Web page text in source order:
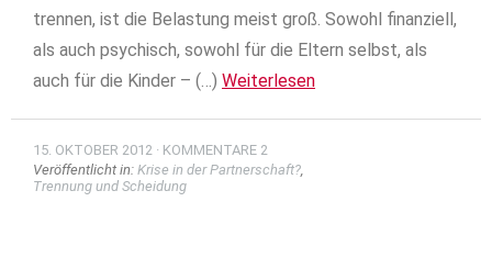
trennen, ist die Belastung meist groß. Sowohl finanziell,
als auch psychisch, sowohl für die Eltern selbst, als
auch für die Kinder – (…) Weiterlesen
15. OKTOBER 2012
KOMMENTARE 2
Veröffentlicht in: Krise in der Partnerschaft?,
Trennung und Scheidung